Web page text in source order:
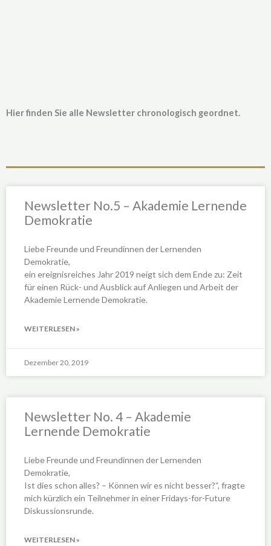
Hier finden Sie alle Newsletter chronologisch geordnet.
Newsletter No.5 – Akademie Lernende
Demokratie
Liebe Freunde und Freundinnen der Lernenden
Demokratie,
ein ereignisreiches Jahr 2019 neigt sich dem Ende zu: Zeit
für einen Rück- und Ausblick auf Anliegen und Arbeit der
Akademie Lernende Demokratie.
WEITERLESEN »
Dezember 20, 2019
Newsletter No. 4 – Akademie
Lernende Demokratie
Liebe Freunde und Freundinnen der Lernenden
Demokratie,
Ist dies schon alles? – Können wir es nicht besser?“, fragte
mich kürzlich ein Teilnehmer in einer Fridays-for-Future
Diskussionsrunde.
WEITERLESEN »